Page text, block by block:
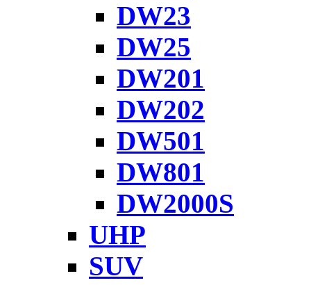
DW23
DW25
DW201
DW202
DW501
DW801
DW2000S
UHP
SUV